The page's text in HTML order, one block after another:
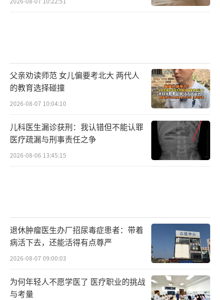
父亲劝读师范 女儿偏要考北大 两代人
的教育选择碰撞
2026-08-07 10:04:10
儿科医生漏诊获刑：我认错但不能认罪
医疗疏漏与刑事责任之争
2026-08-06 13:45:15
退休肿瘤医生办厂招尿毒症患者：带着
病活下去，还能活得有点尊严
2026-08-07 09:00:03
为何年轻人不愿学医了 医疗职业的挑战
与考量